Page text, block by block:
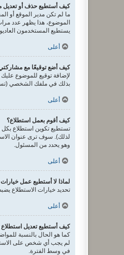
كيف أستطيع حذف أو تعديل
ما لم تكن مدير الموقع أو
الموضوع، هذا يظهر عدد
يستطيع المستخدمون
أعلى
كيف أضع توقيعًا مع
لإضافة توقيع للموضوع
بذلك في ملفك الشخصي
أعلى
كيف أقوم بعمل استطلاع؟
تستطيع تكوين استطلاع
لذلك). سوف ترى عنوان
وهو يحدد من المسئول.
أعلى
لماذا لا أستطيع عمل
تحديد خيارات الاستطلاع
أعلى
كيف أستطيع تعديل استطلاع
كما هو الحال بالنسبة
لم يجب أي شخص على
في وسط الفترة.